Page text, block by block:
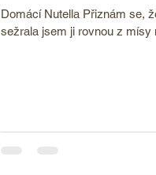
Domácí Nutella Přiznám se,
sežrala jsem ji rovnou z mísy